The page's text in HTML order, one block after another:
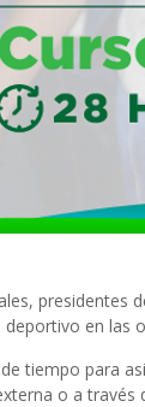
presidentes
en las
tiempo para
o a